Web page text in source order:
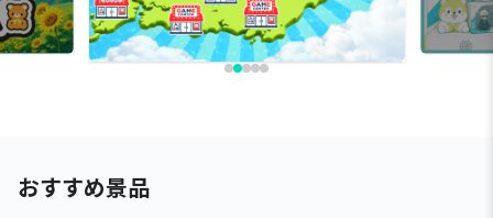
おすすめ景品